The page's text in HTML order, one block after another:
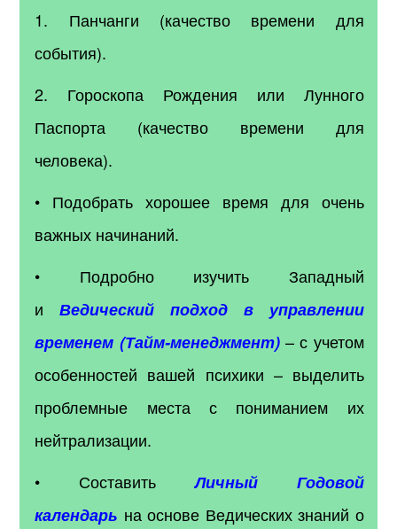
1. Панчанги (качество времени для
события).
2. Гороскопа Рождения или Лунного
Паспорта (качество времени для
человека).
• Подобрать хорошее время для очень
важных начинаний.
• Подробно изучить Западный
иВедический подход в управлении
временем (Тайм-менеджмент)– с учетом
особенностей вашей психики – выделить
проблемные места с пониманием их
нейтрализации.
• СоставитьЛичный Годовой
календарь на основе Ведических знаний о